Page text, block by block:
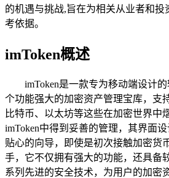
的机遇与挑战,旨在为相关从业者和投
考依据。
imToken概述
imToken是一款专为移动端设计
个功能强大的加密资产管理宝库，支
比特币、以太坊等这些在加密世界中
imToken中得到妥善的管理，其界面
贴心的向导，即使是初次接触加密货
手，它不仅拥有强大的功能，还具备
系列先进的安全技术，为用户的加密